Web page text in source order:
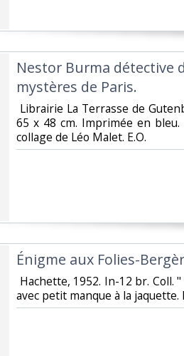
‎Nestor Burma détective
mystères de Paris.‎
Librairie La Terrasse de
65 x 48 cm. Imprimée en
collage de Léo Malet. E.O.‎
‎Énigme aux Folies-
Hachette, 1952. In-12 br. Coll.
avec petit manque à la jaquette.